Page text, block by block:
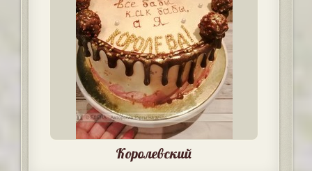
Королевский